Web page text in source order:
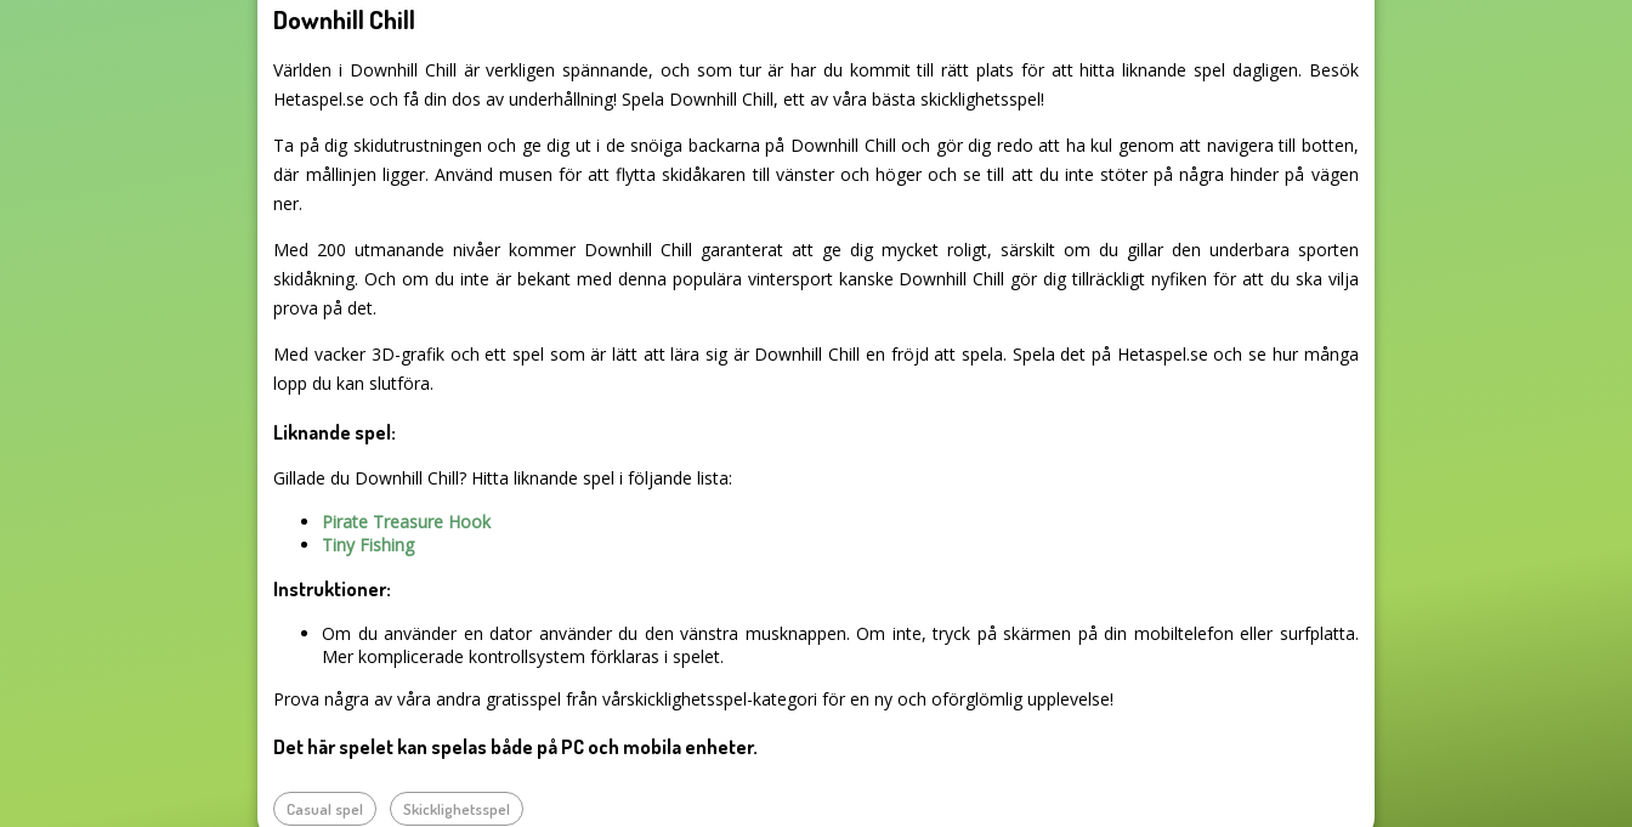
Downhill Chill
Världen i Downhill Chill är verkligen spännande, och som tur är har du kommit till rätt plats för att hitta liknande spel dagligen. Besök
Hetaspel.se och få din dos av underhållning! Spela Downhill Chill, ett av våra bästa skicklighetsspel!
Ta på dig skidutrustningen och ge dig ut i de snöiga backarna på Downhill Chill och gör dig redo att ha kul genom att navigera till botten,
där mållinjen ligger. Använd musen för att flytta skidåkaren till vänster och höger och se till att du inte stöter på några hinder på vägen
ner.
Med 200 utmanande nivåer kommer Downhill Chill garanterat att ge dig mycket roligt, särskilt om du gillar den underbara sporten
skidåkning. Och om du inte är bekant med denna populära vintersport kanske Downhill Chill gör dig tillräckligt nyfiken för att du ska vilja
prova på det.
Med vacker 3D-grafik och ett spel som är lätt att lära sig är Downhill Chill en fröjd att spela. Spela det på Hetaspel.se och se hur många
lopp du kan slutföra.
Liknande spel:
Gillade du Downhill Chill? Hitta liknande spel i följande lista:
Pirate Treasure Hook
Tiny Fishing
Instruktioner:
Om du använder en dator använder du den vänstra musknappen. Om inte, tryck på skärmen på din mobiltelefon eller surfplatta.
Mer komplicerade kontrollsystem förklaras i spelet.
Prova några av våra andra gratisspel från vårskicklighetsspel-kategori för en ny och oförglömlig upplevelse!
Det här spelet kan spelas både på PC och mobila enheter.
Casual spel Skicklighetsspel